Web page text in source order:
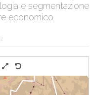
e segmentazione
economico